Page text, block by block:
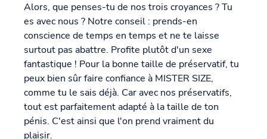
Alors, que penses-tu de nos trois croyances ? Tu
es avec nous ? Notre conseil : prends-en
conscience de temps en temps et ne te laisse
surtout pas abattre. Profite plutôt d'un sexe
fantastique ! Pour la bonne taille de préservatif, tu
peux bien sûr faire confiance à MISTER SIZE,
comme tu le sais déjà. Car avec nos préservatifs,
tout est parfaitement adapté à la taille de ton
pénis. C'est ainsi que l'on prend vraiment du
plaisir.